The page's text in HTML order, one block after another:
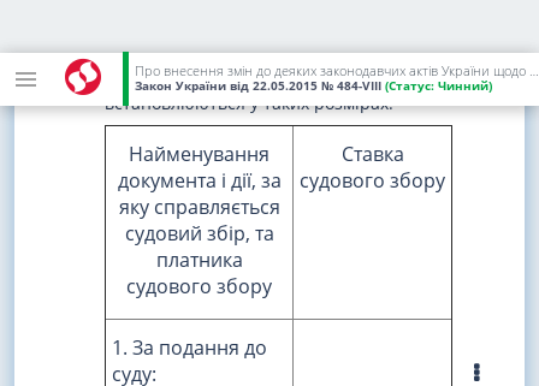
Про внесення змін до деяких законодавчих актів України щодо сплати судового збору
Закон України від 22.05.2015 № 484-VIII (Статус: Чинний)
"2. Ставки судового збору
встановлюються у таких розмірах:
Найменування
документа і дії, за
яку справляється
судовий збір, та
платника
судового збору
Ставка
судового збору
1. За подання до
суду: